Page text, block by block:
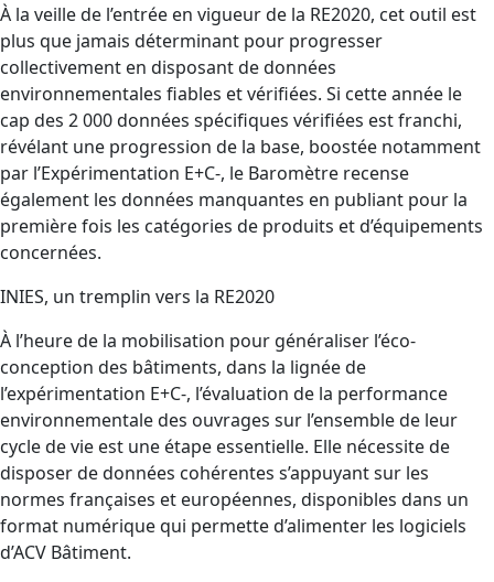
À la veille de l’entrée en vigueur de la RE2020, cet outil est
plus que jamais déterminant pour progresser
collectivement en disposant de données
environnementales fiables et vérifiées. Si cette année le
cap des 2 000 données spécifiques vérifiées est franchi,
révélant une progression de la base, boostée notamment
par l’Expérimentation E+C-, le Baromètre recense
également les données manquantes en publiant pour la
première fois les catégories de produits et d’équipements
concernées.
INIES, un tremplin vers la RE2020
À l’heure de la mobilisation pour généraliser l’éco-
conception des bâtiments, dans la lignée de
l’expérimentation E+C-, l’évaluation de la performance
environnementale des ouvrages sur l’ensemble de leur
cycle de vie est une étape essentielle. Elle nécessite de
disposer de données cohérentes s’appuyant sur les
normes françaises et européennes, disponibles dans un
format numérique qui permette d’alimenter les logiciels
d’ACV Bâtiment.